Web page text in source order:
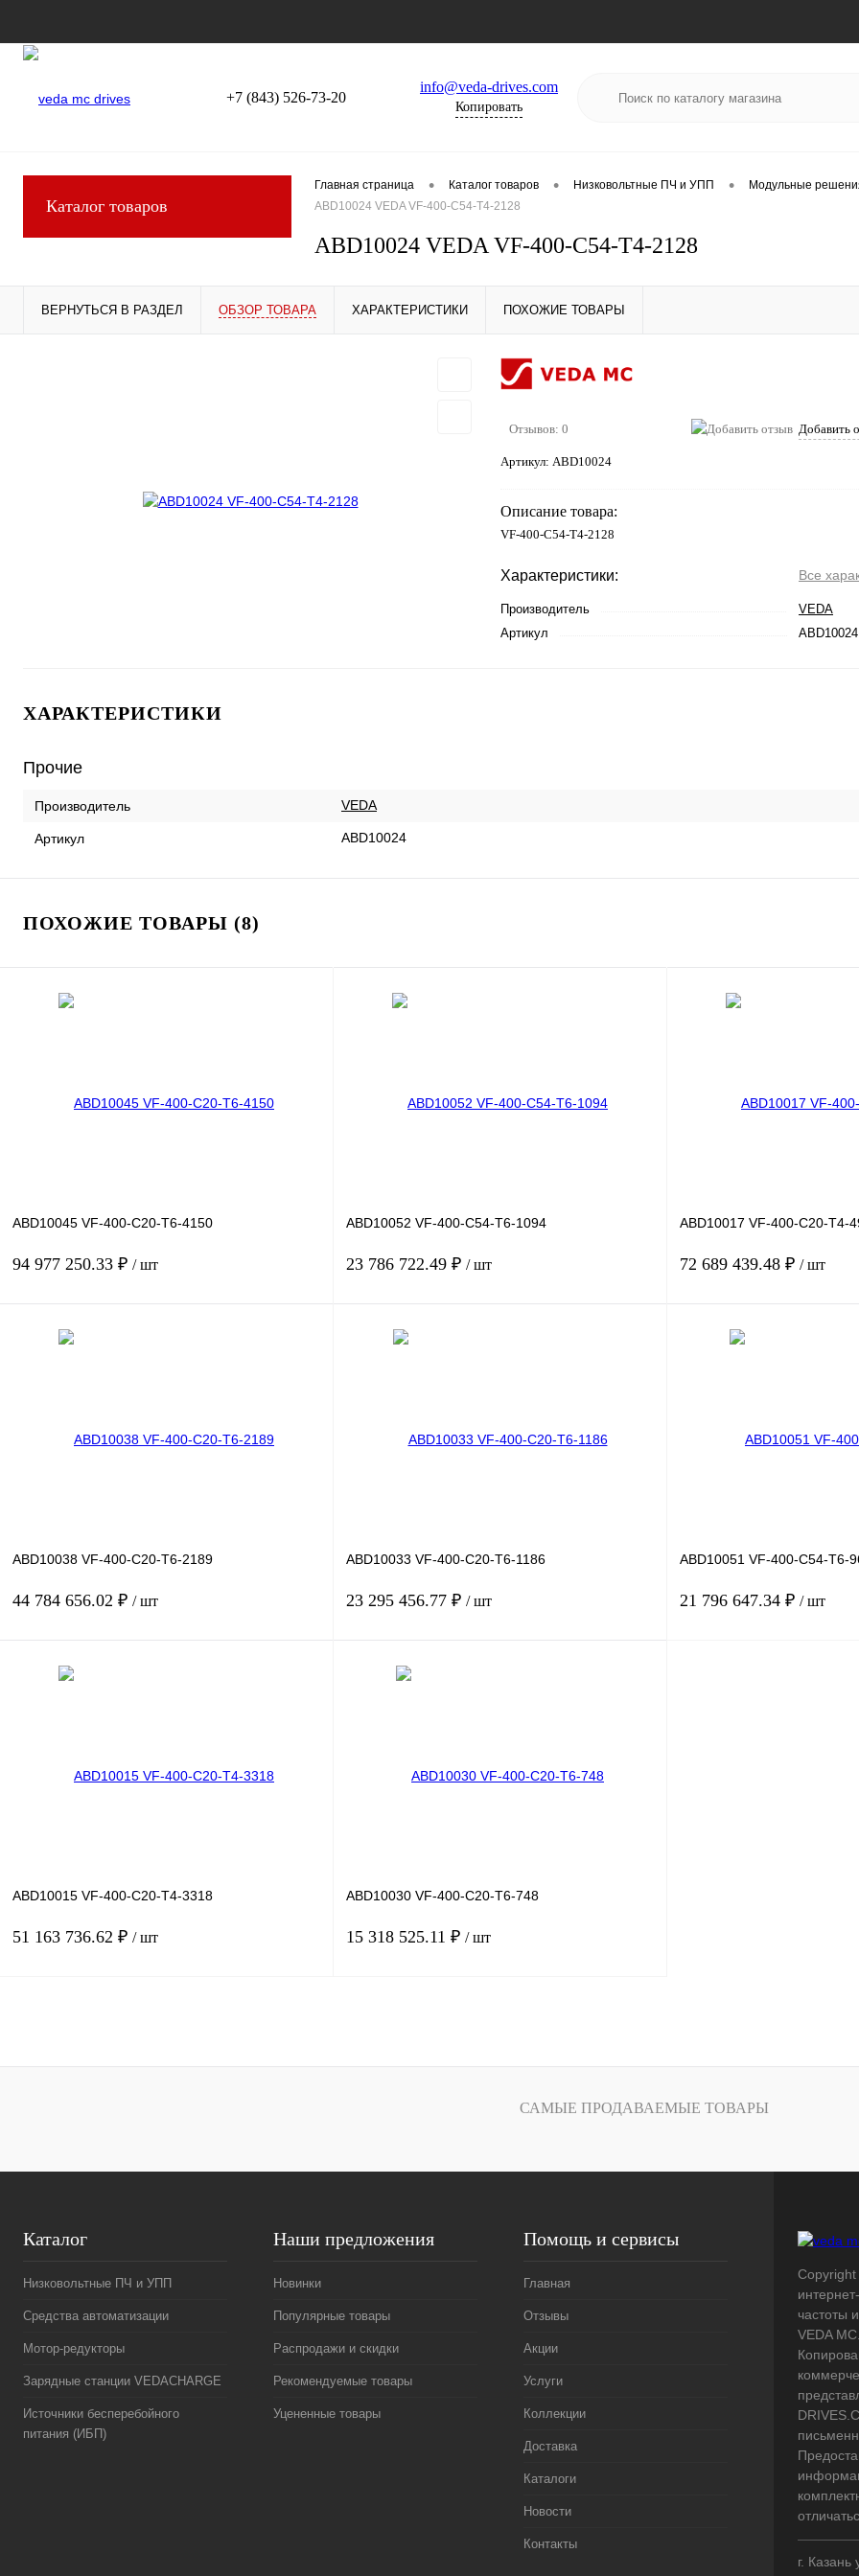
+7 (843) 526-73-20
info@veda-drives.com
Копировать
Каталог товаров
Главная страница • Каталог товаров • Низковольтные ПЧ и УПП •
Модульные
ABD10024 VEDA VF-400-C54-T4-2128
ABD10024 VEDA VF-400-C54-T4-2128
ВЕРНУТЬСЯ В РАЗДЕЛ ОБЗОР ТОВАРА ХАРАКТЕРИСТИКИ ПОХОЖИЕ ТОВАРЫ
Отзывов: 0 Добавить
Артикул: ABD10024
Описание товара:
VF-400-C54-T4-2128
Характеристики: Все
Производитель
VEDA
Артикул
ABD10024
ХАРАКТЕРИСТИКИ
Прочие
Производитель VEDA
Артикул ABD10024
ПОХОЖИЕ ТОВАРЫ (8)
ABD10045 VF-400-C20-T6-4150
94 977 250.33 ₽ / шт
ABD10052 VF-400-C54-T6-1094
23 786 722.49 ₽ / шт
ABD10017 VF-400-C20-T4-
72 689 439.48 ₽ / шт
ABD10038 VF-400-C20-T6-2189
44 784 656.02 ₽ / шт
ABD10033 VF-400-C20-T6-1186
23 295 456.77 ₽ / шт
ABD10051 VF-400-C54-T6-
21 796 647.34 ₽ / шт
ABD10015 VF-400-C20-T4-3318
51 163 736.62 ₽ / шт
Купить в 1 клик Сравнение
ABD10030 VF-400-C20-T6-748
15 318 525.11 ₽ / шт
Купить в 1 клик Сравнение
САМЫЕ ПРОДАВАЕМЫЕ ТОВАРЫ
Каталог
Низковольтные ПЧ и УПП
Средства автоматизации
Мотор-редукторы
Зарядные станции VEDACHARGE
Источники бесперебойного
питания (ИБП)
Наши предложения
Новинки
Популярные товары
Распродажи и скидки
Рекомендуемые товары
Уцененные товары
Помощь и сервисы
Главная
Отзывы
Акции
Услуги
Коллекции
Доставка
Каталоги
Новости
Контакты
частоты
VEDA
г.